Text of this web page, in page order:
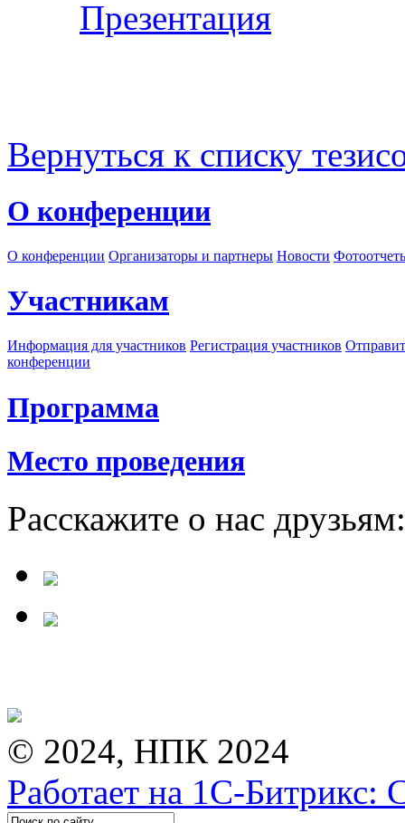
Презентация
Вернуться к списку
О конференции
О конференции Организаторы и партнеры Новости
Участникам
Информация для участников Регистрация участников
конференции
Программа
Место проведения
Расскажите о нас друзьям:
© 2024, НПК 2024
Работает на 1С-Битрикс: